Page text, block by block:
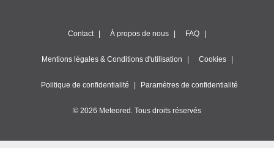
Contact À propos de nous FAQ
Mentions légales & Conditions d'utilisation Cookies
Politique de confidentialité Paramètres de confidentialité
© 2026 Meteored. Tous droits réservés